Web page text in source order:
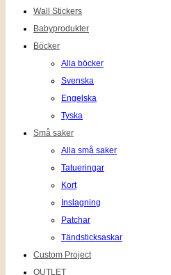
Wall Stickers
Babyprodukter
Böcker
Alla böcker
Svenska
Engelska
Tyska
Små saker
Alla små saker
Tatueringar
Kort
Inslagning
Patchar
Tändsticksaskar
Custom Project
OUTLET